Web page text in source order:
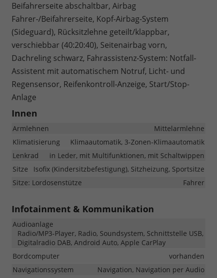
Beifahrerseite abschaltbar, Airbag
Fahrer-/Beifahrerseite, Kopf-Airbag-System
(Sideguard), Rücksitzlehne geteilt/klappbar,
verschiebbar (40:20:40), Seitenairbag vorn,
Dachreling schwarz, Fahrassistenz-System: Notfall-
Assistent mit automatischem Notruf, Licht- und
Regensensor, Reifenkontroll-Anzeige, Start/Stop-
Anlage
Innen
Armlehnen
Mittelarmlehne
Klimatisierung
Klimaautomatik, 3-Zonen-Klimaautomatik
Lenkrad
in Leder, mit Multifunktionen, mit Schaltwippen
Sitze
Isofix (Kindersitzbefestigung), Sitzheizung, Sportsitze
Sitze: Lordosenstütze
Fahrer
Infotainment & Kommunikation
Audioanlage
Radio/MP3-Player, Radio, Soundsystem, Schnittstelle USB,
Digitalradio DAB, Android Auto, Apple CarPlay
Bordcomputer
vorhanden
Navigationssystem
Navigation, Navigation per Audio